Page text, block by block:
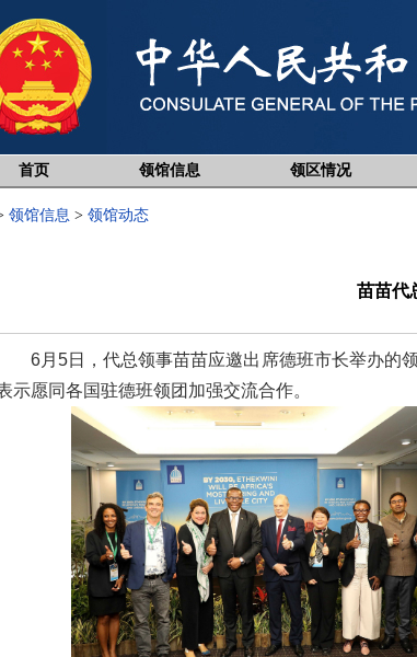
首页 领馆信息 领区情况
领馆信息 > 领馆动态
苗苗代
6月5日，代总领事苗苗应邀出席德班市长举办的领
示愿同各国驻德班领团加强交流合作。